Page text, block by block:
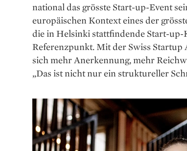
national das grösste Start-up-Event
europäischen Kontext eines der
die in Helsinki stattfindende Start-up-
Referenzpunkt. Mit der Swiss Startup
sich mehr Anerkennung, mehr
„Das ist nicht nur ein struktureller